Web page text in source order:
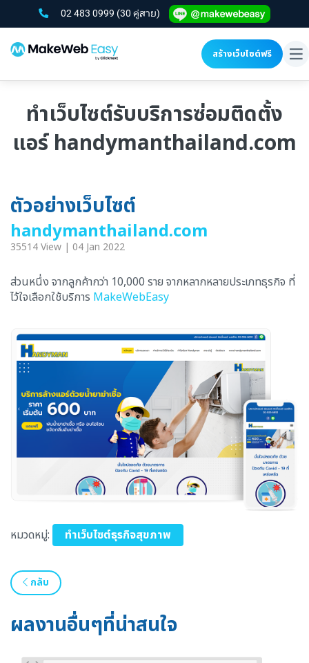
02 483 0999 (30 คู่สาย)
สร้างเว็บไซต์ฟรี
ทำเว็บไซต์รับบริการซ่อมติดตั้ง
แอร์ handymanthailand.com
ตัวอย่างเว็บไซต์
handymanthailand.com
35514 View | 04 Jan 2022
ส่วนหนึ่ง จากลูกค้ากว่า 10,000 ราย จากหลากหลายประเภทธุรกิจ ที่
ไว้ใจเลือกใช้บริการ MakeWebEasy
หมวดหมู่: ทำเว็บไซต์ธุรกิจสุขภาพ
กลับ
ผลงานอื่นๆที่น่าสนใจ